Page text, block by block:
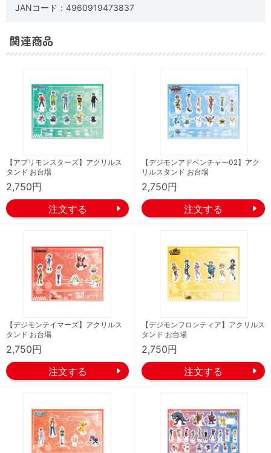
JANコード：4960919473837
関連商品
【アプリモンスターズ】アクリルス
タンド お台場
2,750円
【デジモンアドベンチャー02】アク
リルスタンド お台場
2,750円
【デジモンテイマーズ】アクリルス
タンド お台場
2,750円
【デジモンフロンティア】アクリルス
タンド お台場
2,750円